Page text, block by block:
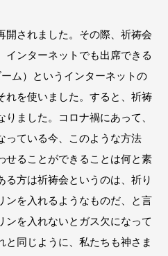
されました。その際、祈祷会
インターネットでも出席できる
ム）というインターネットの
れを使いました。すると、祈祷
ました。コロナ禍にあって、
っている今、このような方法
せることができることは何と素
る方は祈祷会というのは、祈り
ンを入れるようなものだ、と言
ンを入れないとガス欠になって
と同じように、私たちも神さま